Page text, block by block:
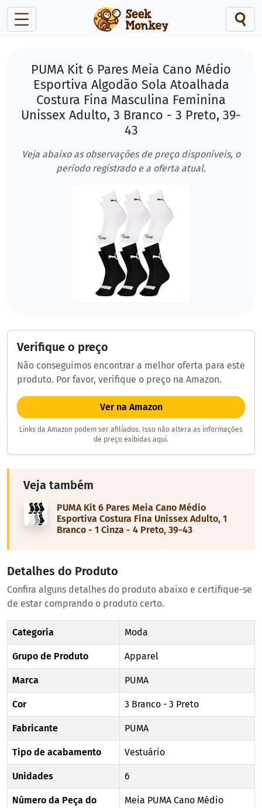
PUMA Kit 6 Pares Meia Cano Médio
Esportiva Algodão Sola Atoalhada
Costura Fina Masculina Feminina
Unissex Adulto, 3 Branco - 3 Preto, 39-
43
Veja abaixo as observações de preço disponíveis, o
período registrado e a oferta atual.
Verifique o preço
Não conseguimos encontrar a melhor oferta para este
produto. Por favor, verifique o preço na Amazon.
Ver na Amazon
Links da Amazon podem ser afiliados. Isso não altera as informações
de preço exibidas aqui.
Veja também
PUMA Kit 6 Pares Meia Cano Médio
Esportiva Costura Fina Unissex Adulto, 1
Branco - 1 Cinza - 4 Preto, 39-43
Detalhes do Produto
Confira alguns detalhes do produto abaixo e certifique-se
de estar comprando o produto certo.
Categoria Moda
Grupo de Produto Apparel
Marca PUMA
Cor 3 Branco - 3 Preto
Fabricante PUMA
Tipo de acabamento Vestuário
Unidades 6
Número da Peça do
Meia PUMA Cano Médio